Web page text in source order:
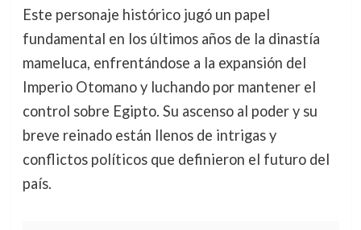
Este personaje histórico jugó un papel
fundamental en los últimos años de la dinastía
mameluca, enfrentándose a la expansión del
Imperio Otomano y luchando por mantener el
control sobre Egipto. Su ascenso al poder y su
breve reinado están llenos de intrigas y
conflictos políticos que definieron el futuro del
país.